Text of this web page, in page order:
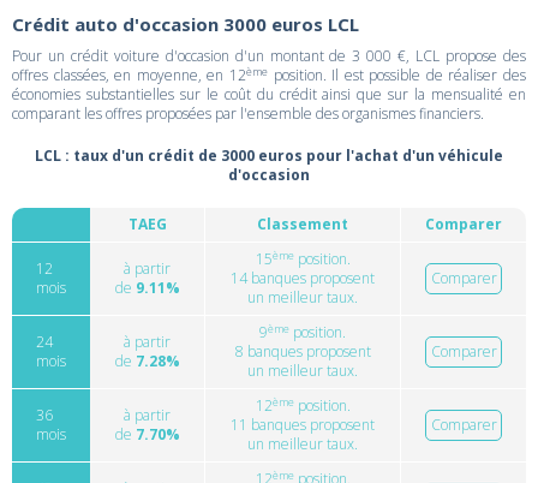
Crédit auto d'occasion 3000 euros LCL
Pour un crédit voiture d'occasion d'un montant de 3 000 €, LCL propose des
offres classées, en moyenne, en 12èmeposition. Il est possible de réaliser des
économies substantielles sur le coût du crédit ainsi que sur la mensualité en
comparant les offres proposées par l'ensemble des organismes financiers.
LCL : taux d'un crédit de 3000 euros pour l'achat d'un véhicule
d'occasion
TAEG Classement Comparer
12
mois
à partir
de 9.11%
15èmeposition.
14 banques proposent
un meilleur taux.
Comparer
24
mois
à partir
de 7.28%
9ème position.
8 banques proposent
un meilleur taux.
Comparer
36
mois
à partir
de 7.70%
12èmeposition.
11 banques proposent
un meilleur taux.
Comparer
12èmeposition.